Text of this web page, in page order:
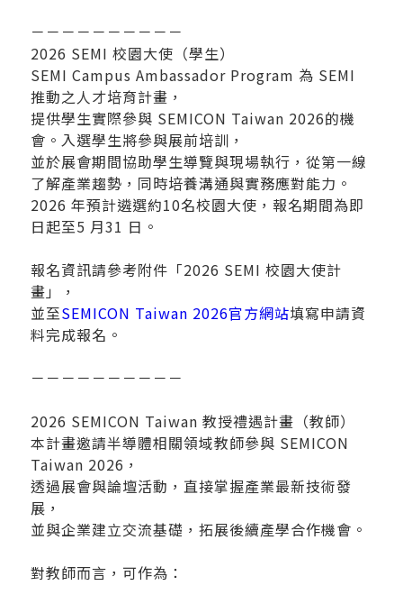
－－－－－－－－－－
2026 SEMI 校園大使（學生）
SEMI Campus Ambassador Program 為 SEMI
推動之人才培育計畫，
提供學生實際參與 SEMICON Taiwan 2026的機
會。入選學生將參與展前培訓，
並於展會期間協助學生導覽與現場執行，從第一線
了解產業趨勢，同時培養溝通與實務應對能力。
2026 年預計遴選約10名校園大使，報名期間為即
日起至5 月31 日。
報名資訊請參考附件「2026 SEMI 校園大使計
畫」，
並至SEMICON Taiwan 2026官方網站填寫申請資
料完成報名。
－－－－－－－－－－
2026 SEMICON Taiwan 教授禮遇計畫（教師）
本計畫邀請半導體相關領域教師參與 SEMICON
Taiwan 2026，
透過展會與論壇活動，直接掌握產業最新技術發
展，
並與企業建立交流基礎，拓展後續產學合作機會。
對教師而言，可作為：